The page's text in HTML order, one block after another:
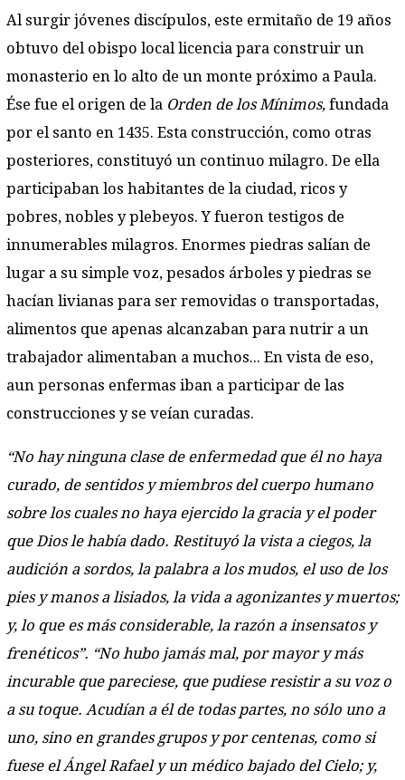
Al surgir jóvenes discípulos, este ermitaño de 19 años
obtuvo del obispo local licencia para construir un
monasterio en lo alto de un monte próximo a Paula.
Ése fue el origen de la Orden de los Mínimos, fundada
por el santo en 1435. Esta construcción, como otras
posteriores, constituyó un continuo milagro. De ella
participaban los habitantes de la ciudad, ricos y
pobres, nobles y plebeyos. Y fueron testigos de
innumerables milagros. Enormes piedras salían de
lugar a su simple voz, pesados árboles y piedras se
hacían livianas para ser removidas o transportadas,
alimentos que apenas alcanzaban para nutrir a un
trabajador alimentaban a muchos... En vista de eso,
aun personas enfermas iban a participar de las
construcciones y se veían curadas.
“No hay ninguna clase de enfermedad que él no haya
curado, de sentidos y miembros del cuerpo humano
sobre los cuales no haya ejercido la gracia y el poder
que Dios le había dado. Restituyó la vista a ciegos, la
audición a sordos, la palabra a los mudos, el uso de los
pies y manos a lisiados, la vida a agonizantes y muertos;
y, lo que es más considerable, la razón a insensatos y
frenéticos”. “No hubo jamás mal, por mayor y más
incurable que pareciese, que pudiese resistir a su voz o
a su toque. Acudían a él de todas partes, no sólo uno a
uno, sino en grandes grupos y por centenas, como si
fuese el Ángel Rafael y un médico bajado del Cielo; y,